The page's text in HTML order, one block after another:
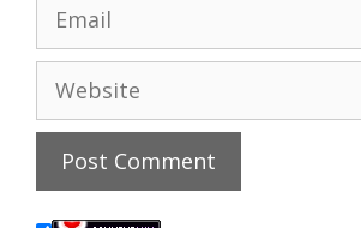
Website